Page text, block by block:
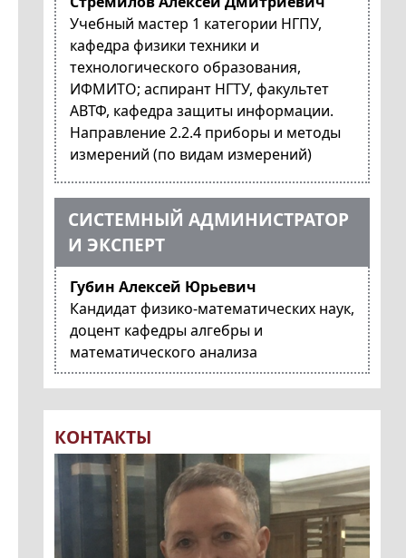
Учебный мастер 1 категории НГПУ,
кафедра физики техники и
технологического образования,
ИФМИТО; аспирант НГТУ, факультет
АВТФ, кафедра защиты информации.
Направление 2.2.4 приборы и методы
измерений (по видам измерений)
СИСТЕМНЫЙ АДМИНИСТРАТОР
И ЭКСПЕРТ
Губин Алексей Юрьевич
Кандидат физико-математических наук,
доцент кафедры алгебры и
математического анализа
КОНТАКТЫ